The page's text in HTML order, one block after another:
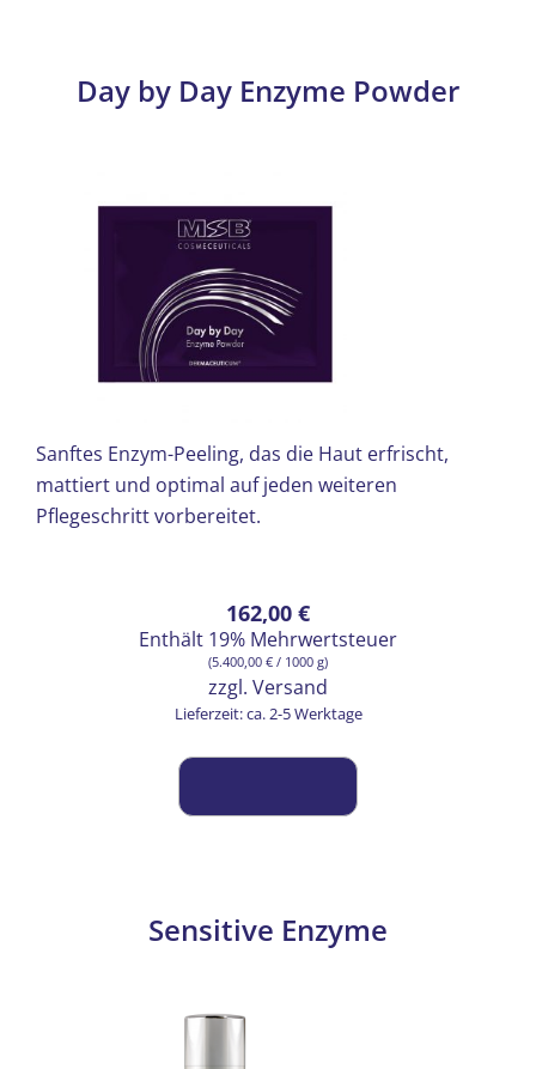
Day by Day Enzyme Powder
Sanftes Enzym-Peeling, das die Haut erfrischt,
mattiert und optimal auf jeden weiteren
Pflegeschritt vorbereitet.
162,00 €
Enthält 19% Mehrwertsteuer
(5.400,00 € / 1000 g)
zzgl. Versand
Lieferzeit: ca. 2-5 Werktage
Sensitive Enzyme